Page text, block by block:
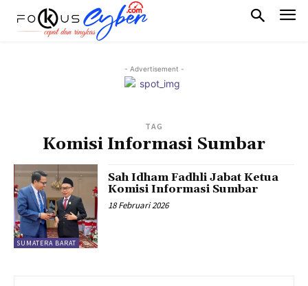
- Advertisement -
TAG
Komisi Informasi Sumbar
SUMATERA BARAT
Sah Idham Fadhli Jabat Ketua
Komisi Informasi Sumbar
18 Februari 2026